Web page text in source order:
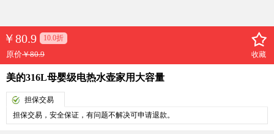
￥80.9 10.0折
原价￥80.9 收藏
美的316L母婴级电热水壶家用大容量
担保交易
担保交易，安全保证，有问题不解决可申请退款。